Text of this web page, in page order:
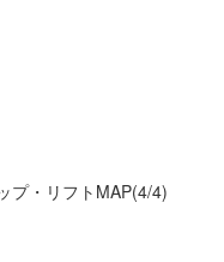
プ・リフトMAP(4/4)